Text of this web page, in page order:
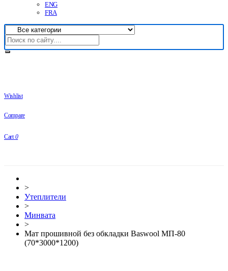
ENG
FRA
Wishlist
Compare
Cart 0
>
Утеплители
>
Минвата
>
Мат прошивной без обкладки Baswool МП-80
(70*3000*1200)